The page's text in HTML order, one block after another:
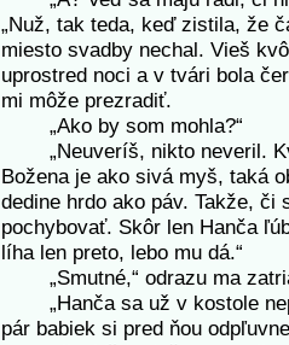
„Nuž, tak teda, keď zistila, že
miesto svadby nechal. Vieš
uprostred noci a v tvári bola
mi môže prezradiť.
„Ako by som mohla?“
„Neuveríš, nikto neveril.
Božena je ako sivá myš, taká
dedine hrdo ako páv. Takže, či
pochybovať. Skôr len Hanča
líha len preto, lebo mu dá.“
„Smutné,“ odrazu ma
„Hanča sa už v kostole
pár babiek si pred ňou